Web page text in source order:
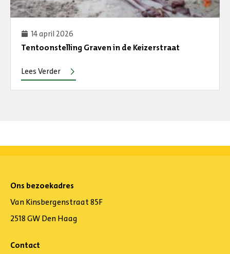
14 april 2026
Tentoonstelling Graven in de Keizerstraat
Lees Verder
Ons bezoekadres
Van Kinsbergenstraat 85F
2518 GW Den Haag
Contact